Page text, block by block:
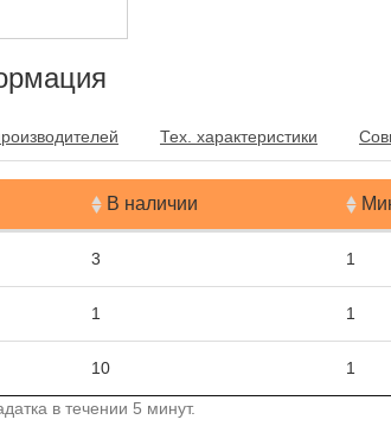
Тех. характеристики
В наличии
3 1
1 1
10 1
в течении 5 минут.